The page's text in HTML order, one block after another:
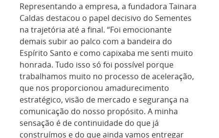
Representando a empresa, a fundadora Tainara
Caldas destacou o papel decisivo do Sementes
na trajetória até a final. “Foi emocionante
demais subir ao palco com a bandeira do
Espírito Santo e como capixaba me senti muito
honrada. Tudo isso só foi possível porque
trabalhamos muito no processo de aceleração,
que nos proporcionou amadurecimento
estratégico, visão de mercado e segurança na
comunicação do nosso propósito. A minha
sensação é de continuidade do que já
construímos e do que ainda vamos entregar